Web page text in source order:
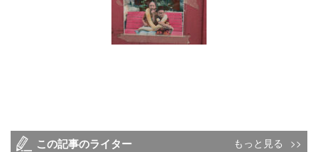
この記事のライター もっと見る